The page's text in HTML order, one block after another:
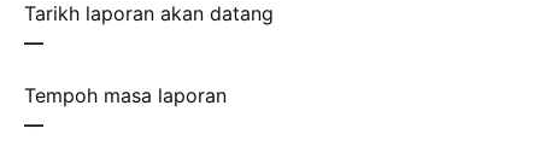
Tarikh laporan akan datang
—
Tempoh masa laporan
—